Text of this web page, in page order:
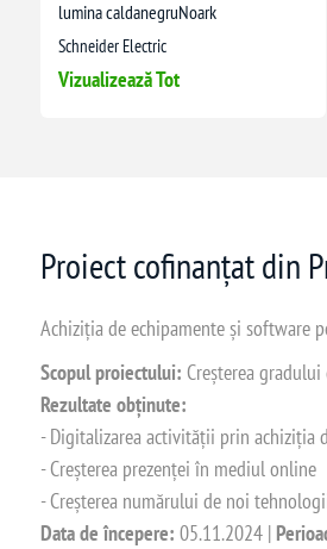
lumina caldanegruNoark
Schneider Electric
Vizualizează Tot
Proiect cofinanțat din
Achiziția de echipamente și software
Scopul proiectului: Creșterea
Rezultate obținute:
- Digitalizarea activității prin achiziția
- Creșterea prezenței în mediul online
- Creșterea numărului de noi
Data de începere: 05.11.2024 |